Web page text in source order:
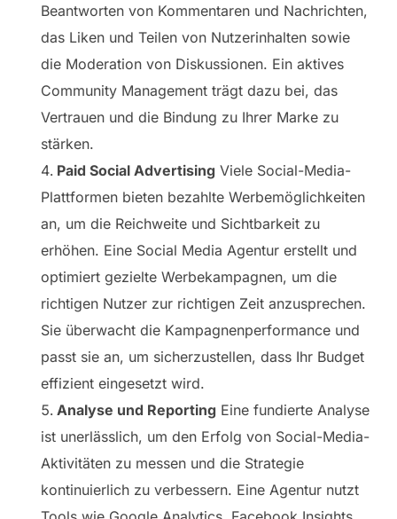
Beantworten von Kommentaren und Nachrichten,
das Liken und Teilen von Nutzerinhalten sowie
die Moderation von Diskussionen. Ein aktives
Community Management trägt dazu bei, das
Vertrauen und die Bindung zu Ihrer Marke zu
stärken.
Paid Social Advertising Viele Social-Media-
Plattformen bieten bezahlte Werbemöglichkeiten
an, um die Reichweite und Sichtbarkeit zu
erhöhen. Eine Social Media Agentur erstellt und
optimiert gezielte Werbekampagnen, um die
richtigen Nutzer zur richtigen Zeit anzusprechen.
Sie überwacht die Kampagnenperformance und
passt sie an, um sicherzustellen, dass Ihr Budget
effizient eingesetzt wird.
Analyse und Reporting Eine fundierte Analyse
ist unerlässlich, um den Erfolg von Social-Media-
Aktivitäten zu messen und die Strategie
kontinuierlich zu verbessern. Eine Agentur nutzt